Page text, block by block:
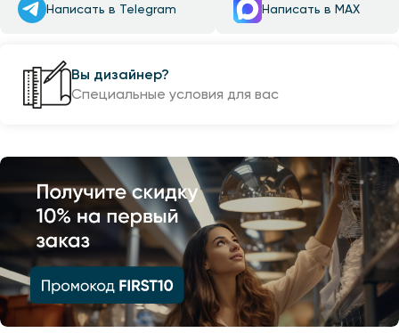
Написать в Telegram Написать в MAX
Вы дизайнер?
Специальные условия для вас